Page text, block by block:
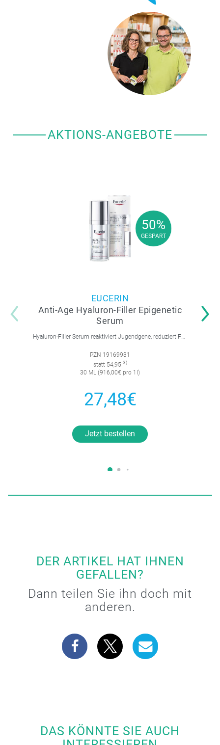
AKTIONS-ANGEBOTE
50%
GESPART
50%
GESPART
EUCERIN
Anti-Age Hyaluron-Filler Epigenetic
Serum
PZN 19169931
statt 54,95 3)
30 ML (916,00€ pro 1l)
27,48€
Jetzt bestellen
DER ARTIKEL HAT IHNEN
GEFALLEN?
Dann teilen Sie ihn doch mit
anderen.
DAS KÖNNTE SIE AUCH